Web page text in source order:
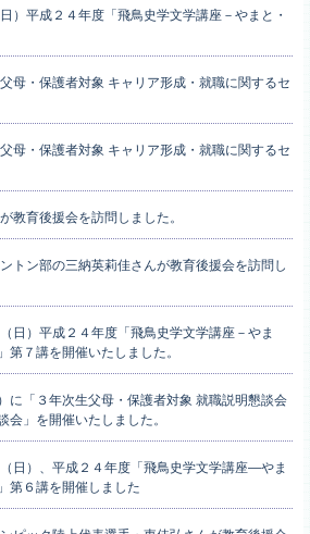
平成２４年度「飛鳥史学文学講座－やまと・
母・保護者対象 キャリア形成・就職に関するセ
母・保護者対象 キャリア形成・就職に関するセ
育後援会を訪問しました。
トン部の三納英莉佳さんが教育後援会を訪問し
）平成２４年度「飛鳥史学文学講座－やま
７講を開催いたしました。
「３年次生父母・保護者対象 就職説明懇談会
会」を開催いたしました。
日）、平成２４年度「飛鳥史学文学講座―やま
第６講を開催しました